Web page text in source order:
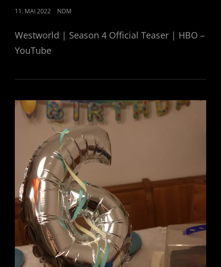
POSTED
11. MAI 2022 NDM
Westworld | Season 4 Official Teaser | HBO –
YouTube